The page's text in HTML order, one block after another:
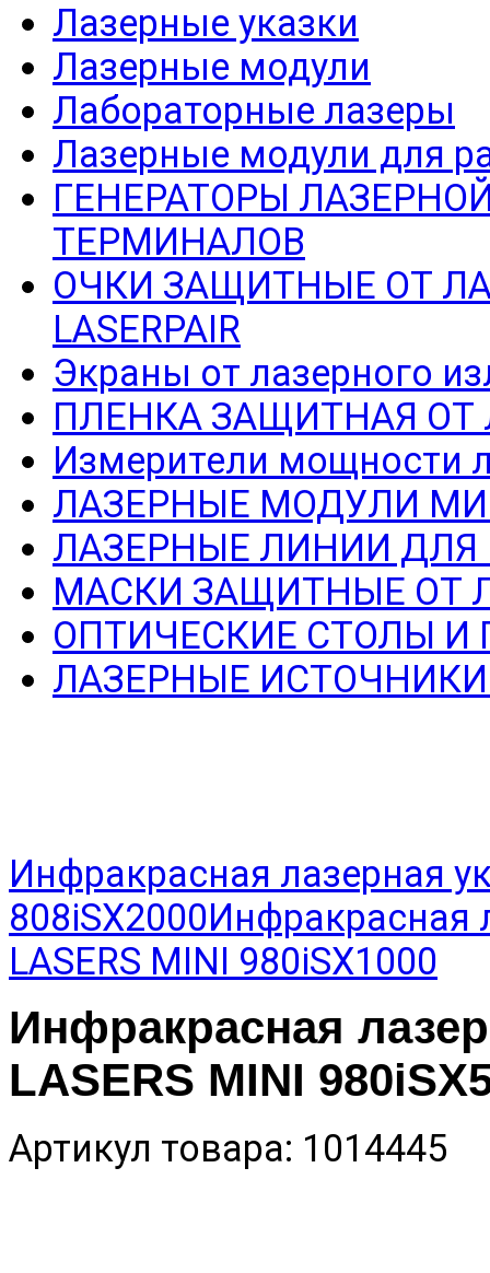
Лазерные указки
Лазерные модули
Лабораторные лазеры
Лазерные модули для
ГЕНЕРАТОРЫ
ТЕРМИНАЛОВ
ОЧКИ ЗАЩИТНЫЕ ОТ
LASERPAIR
Экраны от лазерного
ПЛЕНКА ЗАЩИТНАЯ ОТ
Измерители мощности
ЛАЗЕРНЫЕ МОДУЛИ
ЛАЗЕРНЫЕ ЛИНИИ
МАСКИ ЗАЩИТНЫЕ ОТ
ОПТИЧЕСКИЕ СТОЛЫ И
ЛАЗЕРНЫЕ ИСТОЧНИКИ
Инфракрасная лазерная
808iSX2000Инфракрасная
LASERS MINI 980iSX1000
Инфракрасная
LASERS MINI
Артикул товара: 1014445